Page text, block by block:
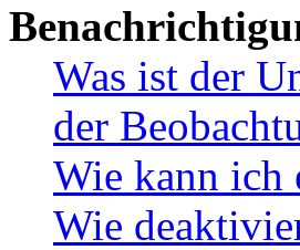
Was ist der
der
Wie kann ich
Wie